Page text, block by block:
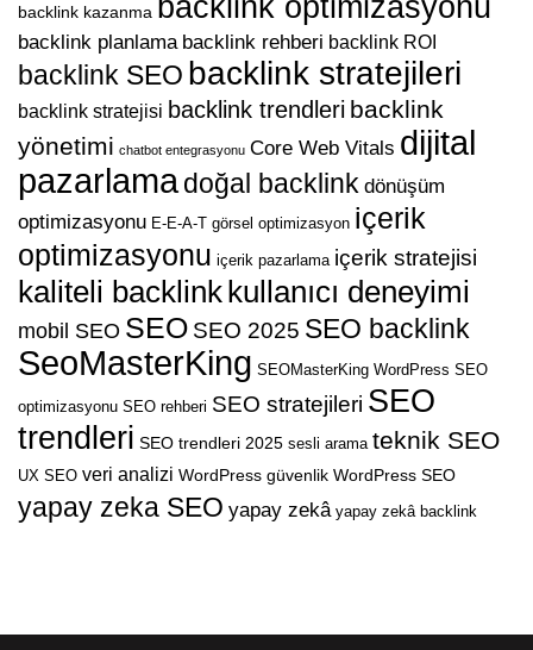
backlink kazanma
backlink planlama backlink rehberi backlink ROI
backlink SEO backlink stratejileri
backlink stratejisi backlink trendleri backlink
yönetimi chatbot entegrasyonu Core Web Vitals dijital
pazarlamadoğal backlink dönüşüm
optimizasyonu E-E-A-T görsel optimizasyon içerik
optimizasyonu içerik pazarlama içerik stratejisi
kaliteli backlink kullanıcı deneyimi
mobil SEO SEO SEO 2025 SEO backlink
SeoMasterKing SEOMasterKing WordPress SEO
optimizasyonu SEO rehberi SEO stratejileri SEO
trendleri SEO trendleri 2025 sesli arama teknik SEO
UX SEO veri analizi WordPress güvenlik WordPress SEO
yapay zeka SEO yapay zekâ yapay zekâ backlink